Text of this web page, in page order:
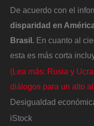
De acuerdo con el
disparidad en
Brasil. En cuanto al
esta es más corta
(Lea más: Rusia y
diálogos para un alto
Desigualdad
iStock